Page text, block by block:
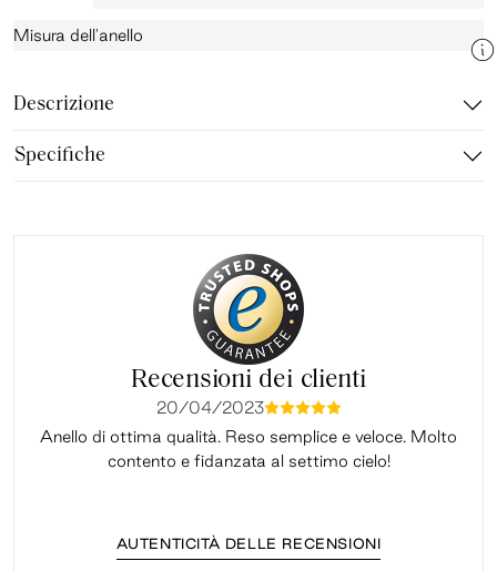
Misura dell'anello
Descrizione
Specifiche
Recensioni dei clienti
20/04/2023mmmmm
Anello di ottima qualità. Reso semplice e veloce. Molto
contento e fidanzata al settimo cielo!
AUTENTICITÀ DELLE RECENSIONI